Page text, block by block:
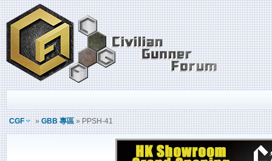
CGF »GBB 專區» PPSH-41